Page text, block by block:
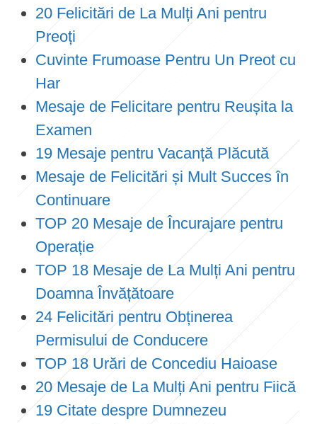
20 Felicitări de La Mulți Ani pentru
Preoți
Cuvinte Frumoase Pentru Un Preot cu
Har
Mesaje de Felicitare pentru Reușita la
Examen
19 Mesaje pentru Vacanță Plăcută
Mesaje de Felicitări și Mult Succes în
Continuare
TOP 20 Mesaje de Încurajare pentru
Operație
TOP 18 Mesaje de La Mulți Ani pentru
Doamna Învățătoare
24 Felicitări pentru Obținerea
Permisului de Conducere
TOP 18 Urări de Concediu Haioase
20 Mesaje de La Mulți Ani pentru Fiică
19 Citate despre Dumnezeu